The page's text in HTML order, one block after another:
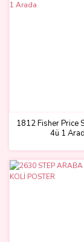
1812 Fisher Price
4ü 1